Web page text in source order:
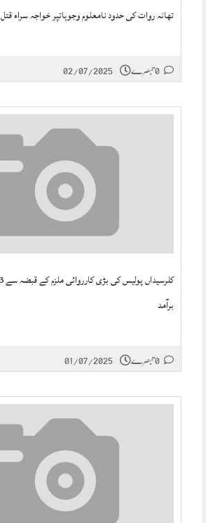
تھانہ روات کی حدود نامعلوم وجوہاتپر خواجہ سراء قتل
02/07/2025
برآمد
01/07/2025